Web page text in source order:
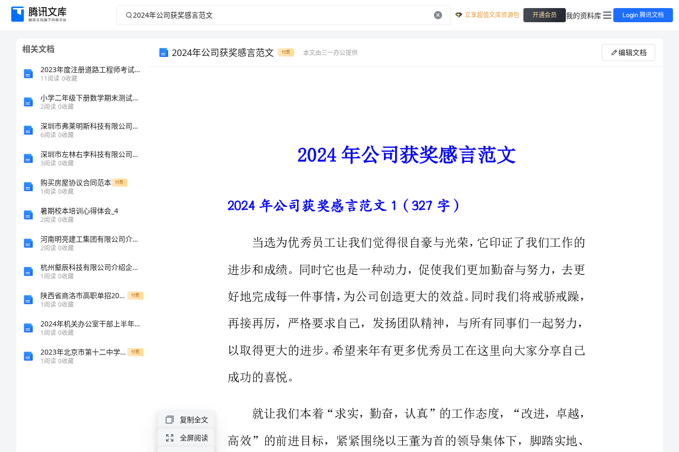
2024
2024
立享超值文库资源包 开通会员 我的资料库 Login 腾讯文档
相关文档
2023年度注册道路工程师考试真题（专业知识）下午段
11阅读 0收藏
小学二年级下册数学期末测试卷及参考答案
2阅读 0收藏
深圳市弗莱明斯科技有限公司介绍企业发展分析报告
6阅读 0收藏
深圳市左林右李科技有限公司介绍企业发展分析报告
3阅读 0收藏
购买房屋协议合同范本 付费
1阅读 0收藏
暑期校本培训心得体会_4
2阅读 0收藏
河南明亮建工集团有限公司介绍企业发展分析报告
2阅读 0收藏
杭州壑辰科技有限公司介绍企业发展分析报告
1阅读 0收藏
陕西省商洛市高职单招2023年英语模拟练习题三附答案 付费
1阅读 0收藏
2024年机关办公室干部上半年工作总结范文
1阅读 0收藏
2023年北京市第十二中学数学八年级下册三角形专项测试练习题（解析版） 付费
1阅读 0收藏
2024年公司获奖感言范文 付费 本文由三一办公提供 编辑文档
乐、万事如意!谢谢!
2024年公司获奖感言范文1（327字）
进步和成绩。同时它也是一种动力，促使我们更加勤奋与努力，去更
以取得更大的进步。希望来年有更多优秀员工在这里向大家分享自己
成功的喜悦。
就让我们本着“求实，勤奋，认真”的工作态度，“改进，卓越，
复制全文
全屏阅读